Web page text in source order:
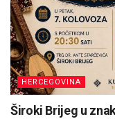
HERCEGOVINA
Široki Brijeg u